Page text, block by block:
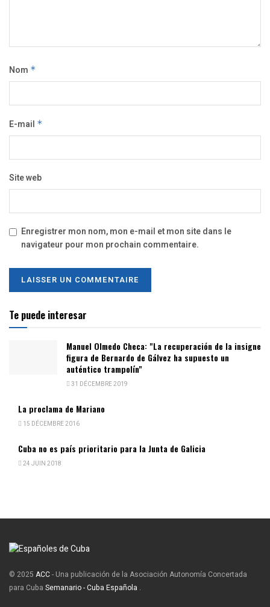
Nom *
E-mail *
Site web
Enregistrer mon nom, mon e-mail et mon site dans le
navigateur pour mon prochain commentaire.
Te puede interesar
Manuel Olmedo Checa: "La recuperación de la insigne
figura de Bernardo de Gálvez ha supuesto un
auténtico trampolín"
31 DÉCEMBRE 2019
La proclama de Mariano
15 DÉCEMBRE 2016
Cuba no es país prioritario para la Junta de Galicia
24 JUIN 2018
© 2025 ACC- Una publicación de la Asociación Autonomía Concertada
para Cuba Semanario - Cuba Española .